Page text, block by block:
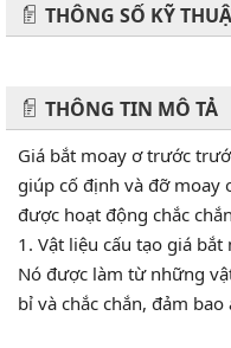
THÔNG SỐ KỸ
THÔNG TIN MÔ TẢ
Giá bắt moay ơ trước
giúp cố định và đỡ moay
được hoạt động chắc
1. Vật liệu cấu tạo giá
Nó được làm từ những
bỉ và chắc chắn, đảm